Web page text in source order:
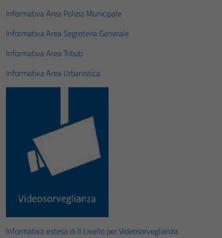
Informativa Area Polizia Municipale
Informativa Area Segreteria Generale
Informativa Area Tributi
Informativa Area Urbanistica
Informativa estesa di II Livello per Videosorveglianza